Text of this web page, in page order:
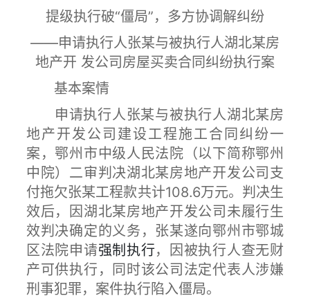
提级执行破“僵局”，多方协调解纠纷
——申请执行人张某与被执行人湖北某房
地产开 发公司房屋买卖合同纠纷执行案
基本案情
申请执行人张某与被执行人湖北某房
地产开发公司建设工程施工合同纠纷一
案，鄂州市中级人民法院（以下简称鄂州
中院）二审判决湖北某房地产开发公司支
付拖欠张某工程款共计108.6万元。判决生
效后，因湖北某房地产开发公司未履行生
效判决确定的义务，张某遂向鄂州市鄂城
区法院申请强制执行，因被执行人查无财
产可供执行，同时该公司法定代表人涉嫌
刑事犯罪，案件执行陷入僵局。